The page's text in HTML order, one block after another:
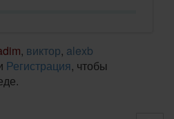
, виктор, alexb
Регистрация, чтобы